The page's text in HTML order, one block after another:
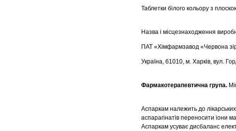
Таблетки білого кольору з
Назва і місцезнаходження
ПАТ «Хімфармзавод «Червона
Україна, 61010, м. Харків, вул.
Фармакотерапевтична група.
Аспаркам належить до
аспарагінатів переносити іони
Аспаркам усуває дисбаланс